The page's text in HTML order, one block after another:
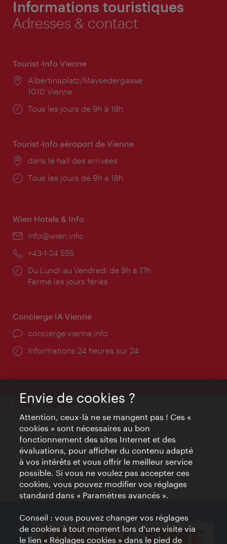
Informations touristiques
Adresses & contact
Tourist-Info Vienne
Lieu:
Albertinaplatz/Maysedergasse
1010 Vienne
Horaires
Tous les jours de 9h à 18h
Tourist-Info aéroport de Vienne
Lieu:
dans le hall des arrivées
Horaires
Tous les jours de 9h à 18h
Wien Hotels & Info
E-
info@wien.info
Téléphone:
+43-1-24 555
Horaires
d'ouverture:
Du Lundi au Vendredi de 9h à 17h
Fermé les jours fériés
Concierge IA Vienne
Ort:
concierge.vienna.info
Öffnungszeiten:
Informations 24 heures sur 24
Contact
Mentions obligatoires
Charte sur le respect de la vie privée
Terms of Use
Accessibilité
Contact presse
Paramètres de cookies
© Copyright WienTourismus
Envie de cookies ?
Attention, ceux-là ne se mangent pas ! Ces «
cookies » sont nécessaires au bon
fonctionnement des sites Internet et des
évaluations, pour afficher du contenu adapté
à vos intérêts et vous offrir le meilleur service
possible. Si vous ne voulez pas accepter ces
cookies, vous pouvez modifier vos réglages
standard dans « Paramètres avancés ».
Conseil : vous pouvez changer vos réglages
de cookies à tout moment lors d'une visite via
le lien « Réglages cookies » dans le pied de